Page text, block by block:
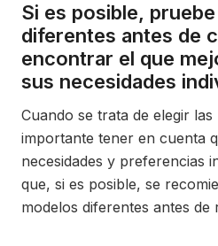
Si es posible,
diferentes antes de
encontrar el que
sus necesidades
Cuando se trata de elegir
importante tener en cuenta
necesidades y preferencias
que, si es posible, se
modelos diferentes antes de